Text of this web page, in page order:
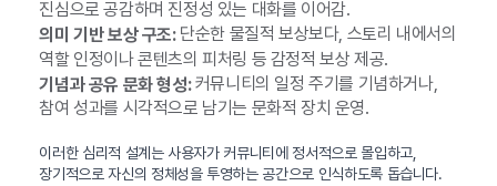
진심으로 공감하며 진정성 있는 대화를 이어감.
의미 기반 보상 구조:단순한 물질적 보상보다, 스토리 내에서의
역할 인정이나 콘텐츠의 피처링 등 감정적 보상 제공.
기념과 공유 문화 형성:커뮤니티의 일정 주기를 기념하거나,
참여 성과를 시각적으로 남기는 문화적 장치 운영.
이러한 심리적 설계는 사용자가 커뮤니티에 정서적으로 몰입하고,
장기적으로 자신의 정체성을 투영하는 공간으로 인식하도록 돕습니다.